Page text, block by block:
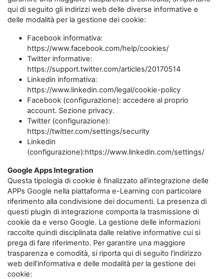
qui di seguito gli indirizzi web delle diverse informative e
delle modalità per la gestione dei cookie:
Facebook informativa:
https://www.facebook.com/help/cookies/
Twitter informative:
https://support.twitter.com/articles/20170514
Linkedin informativa:
https://www.linkedin.com/legal/cookie-policy
Facebook (configurazione): accedere al proprio
account. Sezione privacy.
Twitter (configurazione):
https://twitter.com/settings/security
Linkedin
(configurazione):https://www.linkedin.com/settings/
Google Apps Integration
Questa tipologia di cookie è finalizzato all’integrazione delle
APPs Google nella piattaforma e-Learning con particolare
riferimento alla condivisione dei documenti. La presenza di
questi plugin di integrazione comporta la trasmissione di
cookie da e verso Google. La gestione delle informazioni
raccolte quindi disciplinata dalle relative informative cui si
prega di fare riferimento. Per garantire una maggiore
trasparenza e comodità, si riporta qui di seguito l’indirizzo
web dell’informativa e delle modalità per la gestione dei
cookie: